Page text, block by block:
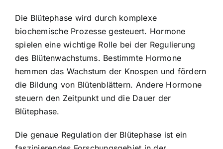
Die Blütephase wird durch komplexe
biochemische Prozesse gesteuert. Hormone
spielen eine wichtige Rolle bei der Regulierung
des Blütenwachstums. Bestimmte Hormone
hemmen das Wachstum der Knospen und fördern
die Bildung von Blütenblättern. Andere Hormone
steuern den Zeitpunkt und die Dauer der
Blütephase.
Die genaue Regulation der Blütephase ist ein